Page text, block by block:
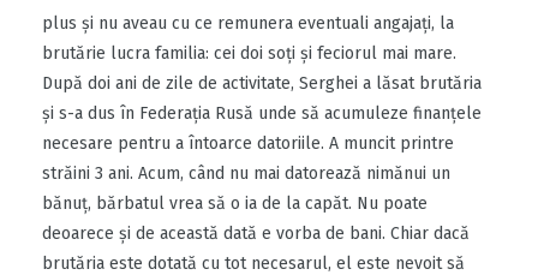
plus şi nu aveau cu ce remunera eventuali angajaţi, la
brutărie lucra familia: cei doi soţi şi feciorul mai mare.
După doi ani de zile de activitate, Serghei a lăsat brutăria
şi s-a dus în Federaţia Rusă unde să acumuleze finanţele
necesare pentru a întoarce datoriile. A muncit printre
străini 3 ani. Acum, când nu mai datorează nimănui un
bănuţ, bărbatul vrea să o ia de la capăt. Nu poate
deoarece şi de această dată e vorba de bani. Chiar dacă
brutăria este dotată cu tot necesarul, el este nevoit să